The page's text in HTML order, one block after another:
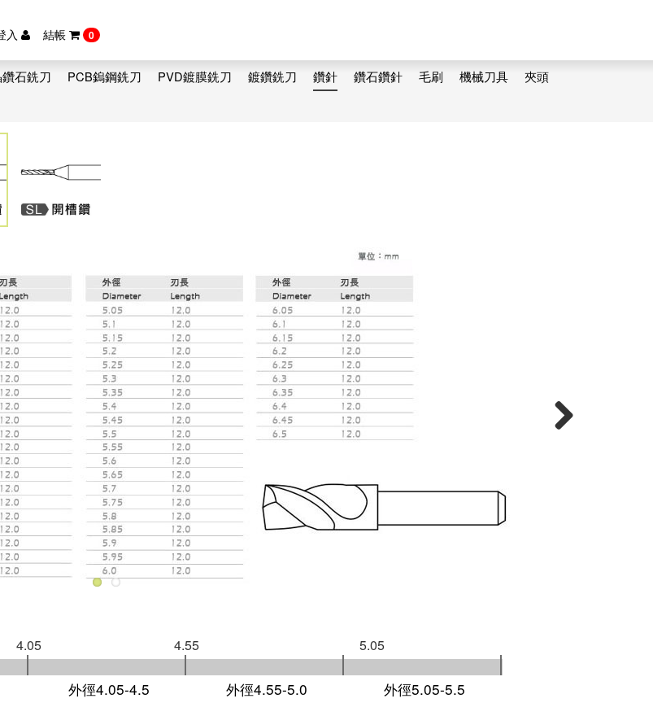
入 結帳 0
石銑刀 PCB鎢鋼銑刀 PVD鍍膜銑刀 鍍鑽銑刀 鑽針 鑽石鑽針 毛刷 機械刀具
夾頭
4.05
外徑4.05-4.5
4.55
外徑4.55-5.0
5.05
外徑5.05-5.5